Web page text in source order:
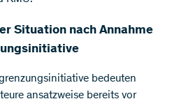
Situation nach Annahme
bedeuten
ansatzweise bereits vor